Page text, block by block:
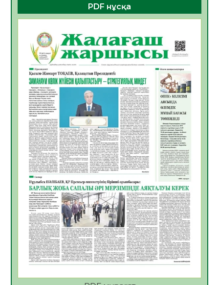
ҚҰРЫЛТАЙ САЙЛАУЫ – БОЛАШАҚҚА
БАСТАР ЖАУАПТЫ ТАҢДАУ
06.08.2026
Инфекциялық ауруларға қарсы иммундау
жұмыстарының тиімділігі
06.08.2026
45
Көкжөтел ауруы туралы
06.08.2026
41
АПВ вакцинасы туралы мәлімет
06.08.2026
40
Open Air: Қызылорда облысы полиция
департаменті 20 мыңнан астам
көрерменнің қауіпсіздігін қамтамасыз етті
06.08.2026
54
ҚЫЗЫЛОРДАДА «САНАЛЫ ҰРПАҚ –
ЖАРҚЫН БОЛАШАҚ» АТТЫ КЕҢЕЙТІЛГЕН
МӘЖІЛІС ӨТТІ
05.08.2026
54
Қазақстан Орталық Азиядағы көшуге ең
PDF нұсқа